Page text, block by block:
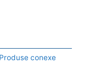
Produse conexe